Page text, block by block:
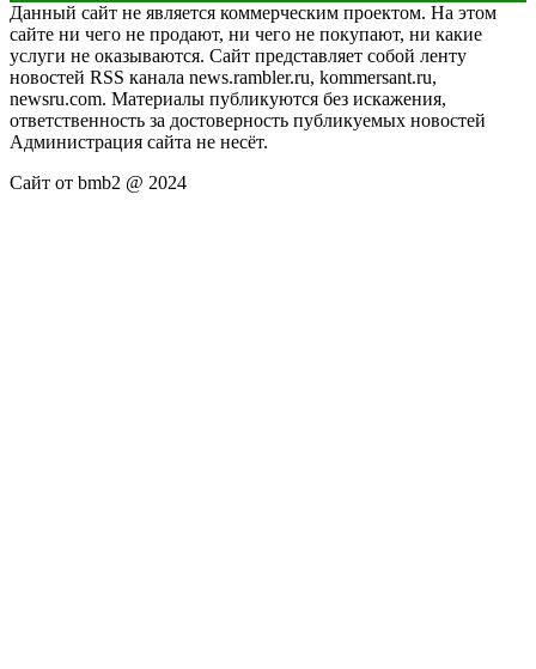
Данный сайт не является коммерческим проектом. На этом
сайте ни чего не продают, ни чего не покупают, ни какие
услуги не оказываются. Сайт представляет собой ленту
новостей RSS канала news.rambler.ru, kommersant.ru,
newsru.com. Материалы публикуются без искажения,
ответственность за достоверность публикуемых новостей
Администрация сайта не несёт.
Сайт от bmb2 @ 2024